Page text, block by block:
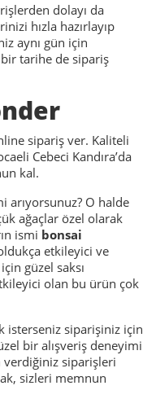
dolayı da
hızla hazırlayıp
aynı gün için
tarihe de sipariş
sipariş ver. Kaliteli
Cebeci Kandıra’da
kal.
arıyorsunuz? O halde
ağaçlar özel olarak
ismi bonsai
etkileyici ve
için güzel saksı
olan bu ürün çok
isterseniz siparişiniz için
bir alışveriş deneyimi
verdiğiniz siparişleri
sizleri memnun